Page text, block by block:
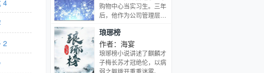
4
2
洛清仙尊大义灭亲， 不愧
为这世间唯一一个修无情
道的人。 洛清仙尊：你可
曾知悔？ 秦鸿羽：从未。
洛清仙尊：但我却悔了。
…
人粉 被称为妖孽的异能少
年方沫儿，为救人被迫卖
身闻香榭，为精怪古灵的
婉娘工作。经历了猜忌、
痛苦和失落后，沫儿在制
香历练中慢慢成长。然而
此时，神都洛阳突发异
变，闻香榭陷入了从所未
门，受我师训。告诉为
师，本门第一祖训是什
父，我们这一门不就你和
我么，祖师在哪儿。】
【老师立正敬礼：孽、孽
徒！让你说你就说！】
【奶茶小酥：……】【奶
购物中心当实习生。三年
后，他作为公司管理层，
店发布会。一切看起来都
是顺风顺水，风波却悄然
而至。高层公寓里，陆江
寒一点点裁开被胶带缠住
的硬皮笔记本，轻轻放回
琅琊榜
作者：海宴
琅琊榜小说讲述了麒麟才
子梅长苏才冠绝伦，以病
弱之躯拨开重重迷雾、智